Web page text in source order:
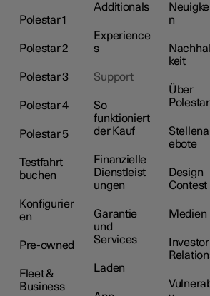
Polestar 1
Polestar 2
Polestar 3
Polestar 4
Polestar 5
Testfahrt
buchen
Konfigurier
en
Pre-owned
Fleet &
Business
Additionals
Experience
s
Support
So
funktioniert
der Kauf
Finanzielle
Dienstleist
ungen
Garantie
und
Services
Laden
n
keit
Über
Polestar
ebote
Design
Contest
Medien
Investor